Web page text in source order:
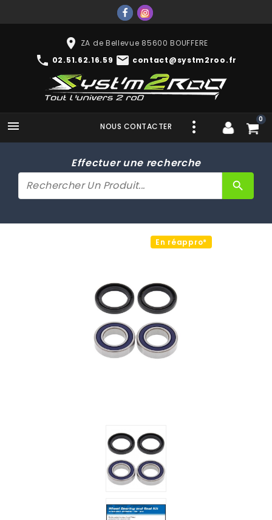
place ZA de Bellevue 85600 BOUFFERE
phone 02.51.62.16.59 mail contact@systm2roo.fr
 0
NOUS CONTACTER
Effectuer une recherche
search
En réappro*